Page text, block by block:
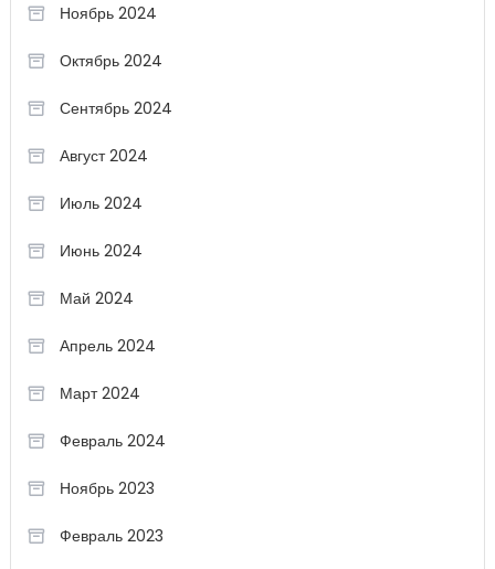
Ноябрь 2024
Октябрь 2024
Сентябрь 2024
Август 2024
Июль 2024
Июнь 2024
Май 2024
Апрель 2024
Март 2024
Февраль 2024
Ноябрь 2023
Февраль 2023